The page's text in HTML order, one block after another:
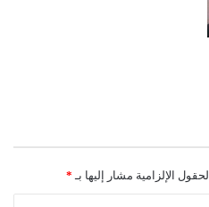
الحقول الإلزامية مشار إليها بـ *